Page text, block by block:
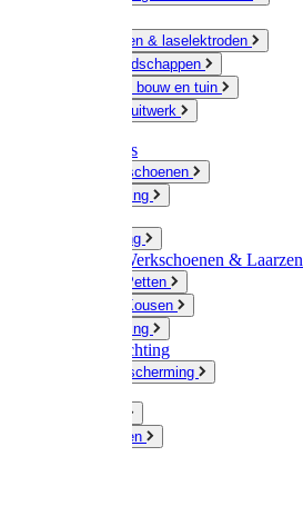
Slijpschijven & laselektroden
Handgereedschappen
IJzerwaren bouw en tuin
Hang en sluitwerk
Disposables
Werkhandschoenen
Regenkleding
Werkkleding
Wandel-/ Werkschoenen & Laarzen
Hoeden / Petten
Sokken / Kousen
Winterkleding
Winkelinrichting
Gelaatsbescherming
Knaagdieren